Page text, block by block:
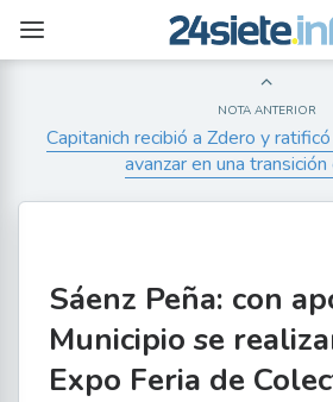
NOTA ANTERIOR
Capitanich recibió a Zdero y
avanzar en una
Sáenz Peña: con
Municipio se
Expo Feria de